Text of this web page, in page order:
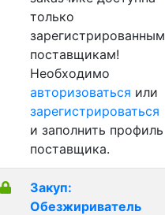
только
зарегистрированным
поставщикам!
Необходимо
авторизоваться или
зарегистрироваться
и заполнить профиль
поставщика.
Закуп:
Обезжириватель